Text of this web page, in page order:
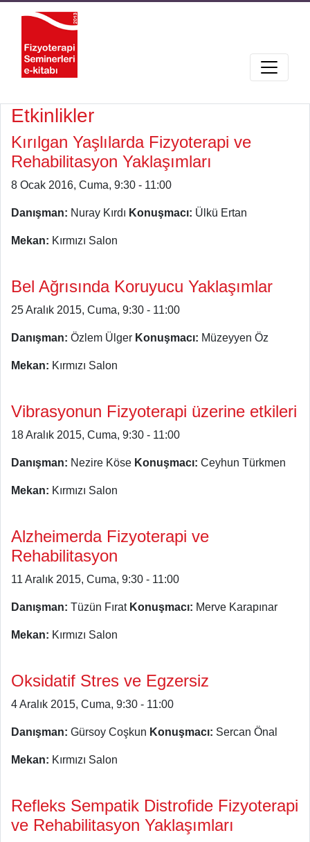
Etkinlikler
Kırılgan Yaşlılarda Fizyoterapi ve
Rehabilitasyon Yaklaşımları
8 Ocak 2016, Cuma, 9:30 - 11:00
Danışman: Nuray Kırdı Konuşmacı: Ülkü Ertan
Mekan: Kırmızı Salon
Bel Ağrısında Koruyucu Yaklaşımlar
25 Aralık 2015, Cuma, 9:30 - 11:00
Danışman: Özlem Ülger Konuşmacı: Müzeyyen Öz
Mekan: Kırmızı Salon
Vibrasyonun Fizyoterapi üzerine etkileri
18 Aralık 2015, Cuma, 9:30 - 11:00
Danışman: Nezire Köse Konuşmacı: Ceyhun Türkmen
Mekan: Kırmızı Salon
Alzheimerda Fizyoterapi ve
Rehabilitasyon
11 Aralık 2015, Cuma, 9:30 - 11:00
Danışman: Tüzün Fırat Konuşmacı: Merve Karapınar
Mekan: Kırmızı Salon
Oksidatif Stres ve Egzersiz
4 Aralık 2015, Cuma, 9:30 - 11:00
Danışman: Gürsoy Coşkun Konuşmacı: Sercan Önal
Mekan: Kırmızı Salon
Refleks Sempatik Distrofide Fizyoterapi
ve Rehabilitasyon Yaklaşımları